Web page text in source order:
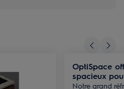
OptiSpace
spacieux
Notre grand